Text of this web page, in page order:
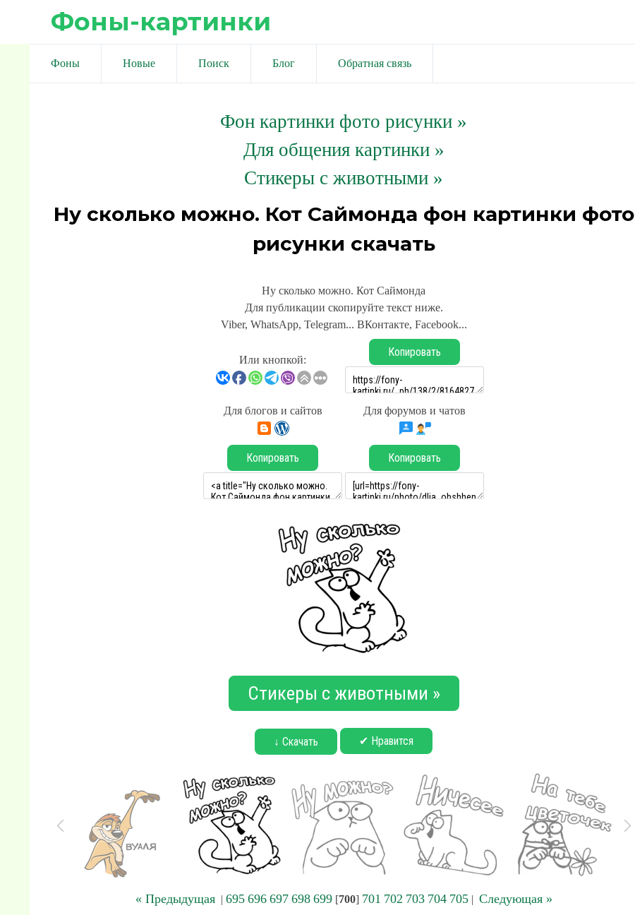
Фоны-картинки
Фоны Новые Поиск Блог Обратная связь
Фон картинки фото рисунки »
Для общения картинки »
Стикеры с животными »
Ну сколько можно. Кот Саймонда фон картинки фото
рисунки скачать
Ну сколько можно. Кот Саймонда
Для публикации скопируйте текст ниже.
Viber, WhatsApp, Telegram... ВКонтакте, Facebook...
Или кнопкой:
Копировать
Для блогов и сайтов Для форумов и чатов
Копировать Копировать
Стикеры с животными »
↓ Скачать ✔ Нравится
« Предыдущая| 695 696 697 698 699[700] 701 702 703 704 705| Следующая »